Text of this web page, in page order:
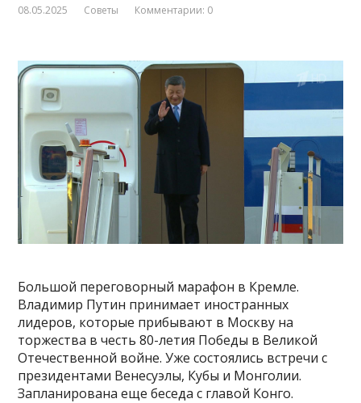
08.05.2025 Советы Комментарии: 0
Большой переговорный марафон в Кремле.
Владимир Путин принимает иностранных
лидеров, которые прибывают в Москву на
торжества в честь 80-летия Победы в Великой
Отечественной войне. Уже состоялись встречи с
президентами Венесуэлы, Кубы и Монголии.
Запланирована еще беседа с главой Конго.